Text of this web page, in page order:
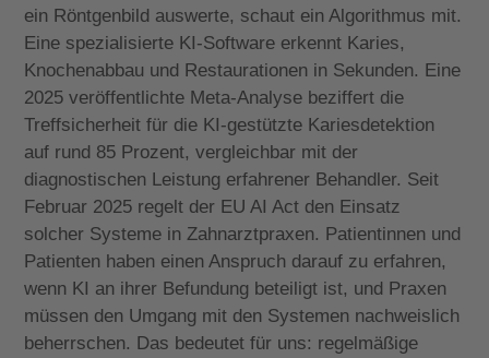
ein Röntgenbild auswerte, schaut ein Algorithmus mit.
Eine spezialisierte KI-Software erkennt Karies,
Knochenabbau und Restaurationen in Sekunden. Eine
2025 veröffentlichte Meta-Analyse beziffert die
Treffsicherheit für die KI-gestützte Kariesdetektion
auf rund 85 Prozent, vergleichbar mit der
diagnostischen Leistung erfahrener Behandler. Seit
Februar 2025 regelt der EU AI Act den Einsatz
solcher Systeme in Zahnarztpraxen. Patientinnen und
Patienten haben einen Anspruch darauf zu erfahren,
wenn KI an ihrer Befundung beteiligt ist, und Praxen
müssen den Umgang mit den Systemen nachweislich
beherrschen. Das bedeutet für uns: regelmäßige